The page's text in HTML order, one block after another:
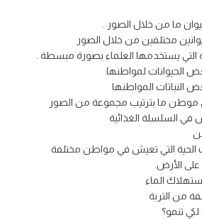
ما من خلال الصور .
مختلفين من خلال الصور
التي يستخدمها العلماء بصورة مبسطة .
الحيوانات لمواطنها
النباتات المواطنها
موطن ما بترتيب مجموعة من الصور
في السلسلة الغذائية
الحية التي تعيش في مواطن مختلفة
الأرض.
الماء
من التربة
لكي تنمو؟